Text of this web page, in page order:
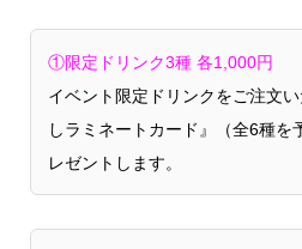
①限定ドリンク3種 各1,000円
イベント限定ドリンクをご注文
しラミネートカード』（全6種を
レゼントします。